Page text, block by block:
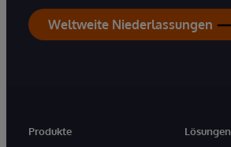
Weltweite Niederlassungen
Produkte
Lösungen